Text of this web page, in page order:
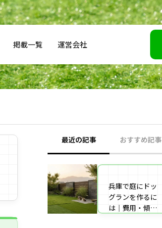
掲載一覧 運営会社
最近の記事 おすすめ記事
兵庫で庭にドッ
グランを作るに
は｜費用・傾斜
【2026年5月7】
日TBS「櫻井・
有吉THE夜会」